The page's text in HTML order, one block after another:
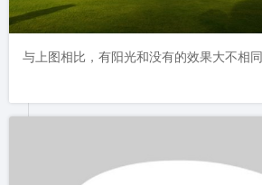
与上图相比，有阳光和没有的效果大不相同